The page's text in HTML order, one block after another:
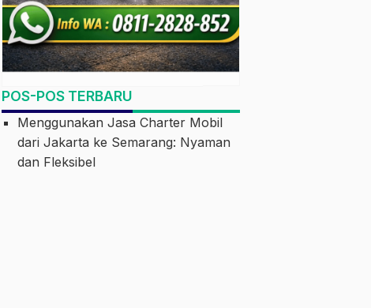
POS-POS TERBARU
Menggunakan Jasa Charter Mobil
dari Jakarta ke Semarang: Nyaman
dan Fleksibel